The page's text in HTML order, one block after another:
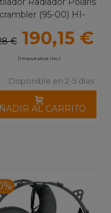
(95-00) HI-
UTILITY
€ 190,15 €
(impuestos inc.)
Disponible en 2-5 días
AL CARRITO